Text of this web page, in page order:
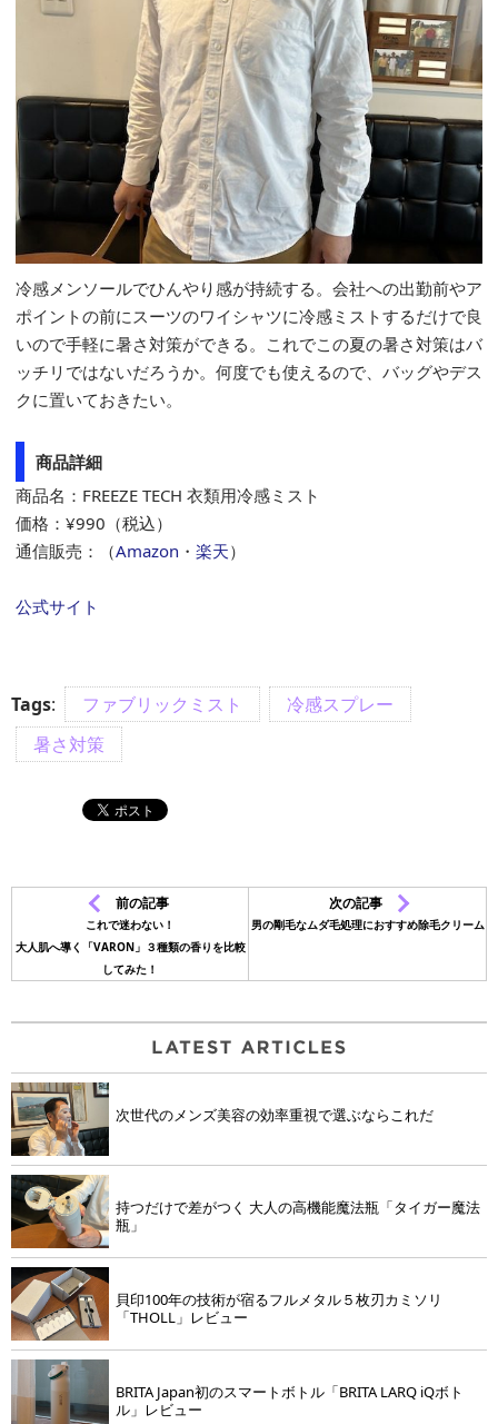
冷感メンソールでひんやり感が持続する。会社への出勤前やア
ポイントの前にスーツのワイシャツに冷感ミストするだけで良
いので手軽に暑さ対策ができる。これでこの夏の暑さ対策はバ
ッチリではないだろうか。何度でも使えるので、バッグやデス
クに置いておきたい。
商品詳細
商品名：FREEZE TECH 衣類用冷感ミスト
価格：¥990（税込）
通信販売：（Amazon ・ 楽天）
公式サイト
Tags: ファブリックミスト
冷感スプレー
暑さ対策
前の記事
これで迷わない！
大人肌へ導く「VARON」３種類の香りを比較
してみた！
次の記事
男の剛毛なムダ毛処理におすすめ除毛クリーム
次世代のメンズ美容の効率重視で選ぶならこれだ
持つだけで差がつく 大人の高機能魔法瓶「タイガー魔法
瓶」
貝印100年の技術が宿るフルメタル５枚刃カミソリ
「THOLL」レビュー
BRITA Japan初のスマートボトル「BRITA LARQ iQボト
ル」レビュー